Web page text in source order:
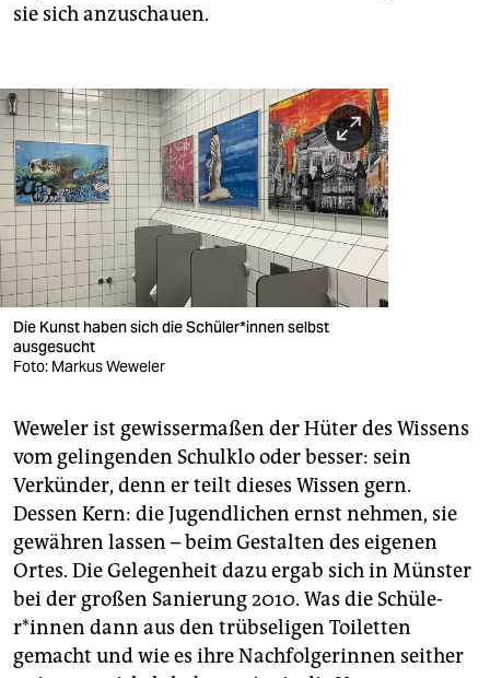
sie sich anzuschauen.
Die Kunst haben sich die Schü­le­r*in­nen selbst
ausgesucht
Foto: Markus Weweler
Weweler ist gewissermaßen der Hüter des Wissens
vom gelingenden Schulklo oder besser: sein
Verkünder, denn er teilt dieses Wissen gern.
Dessen Kern: die Jugendlichen ernst nehmen, sie
gewähren lassen – beim Gestalten des eigenen
Ortes. Die Gelegenheit dazu ergab sich in Münster
bei der großen Sanierung 2010. Was die Schü­le­
r*in­nen dann aus den trübseligen Toiletten
gemacht und wie es ihre Nachfolgerinnen seither